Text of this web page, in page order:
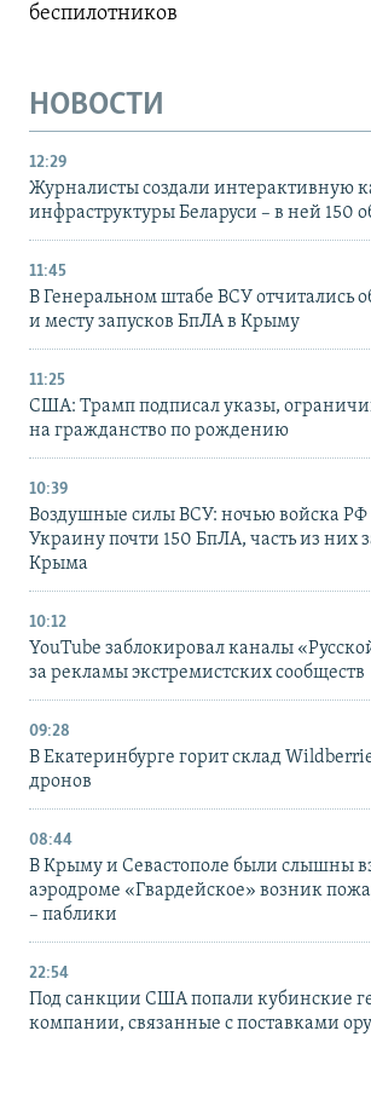
беспилотников
НОВОСТИ
12:29
Журналисты создали интерактивную
инфраструктуры Беларуси – в ней 150
11:45
В Генеральном штабе ВСУ отчитались
и месту запусков БпЛА в Крыму
11:25
США: Трамп подписал указы,
на гражданство по рождению
10:39
Воздушные силы ВСУ: ночью войска РФ
Украину почти 150 БпЛА, часть из них
Крыма
10:12
YouTube заблокировал каналы
за рекламы экстремистских сообществ
09:28
В Екатеринбурге горит склад
дронов
08:44
В Крыму и Севастополе были слышны
аэродроме «Гвардейское» возник
– паблики
22:54
Под санкции США попали кубинские
компании, связанные с поставками